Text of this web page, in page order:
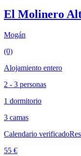
El Molinero
Mogán
(0)
Alojamiento entero
2 - 3 personas
1 dormitorio
3 camas
Calendario verificado
55 €